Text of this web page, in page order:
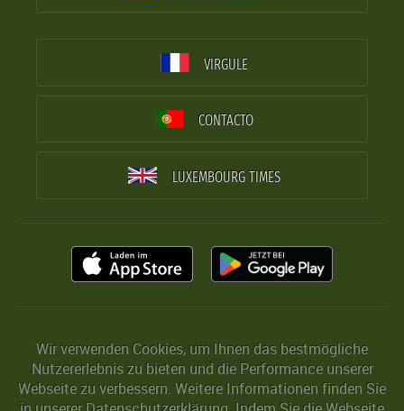
VIRGULE
CONTACTO
LUXEMBOURG TIMES
Wir verwenden Cookies, um Ihnen das bestmögliche
Nutzererlebnis zu bieten und die Performance unserer
Webseite zu verbessern. Weitere Informationen finden Sie